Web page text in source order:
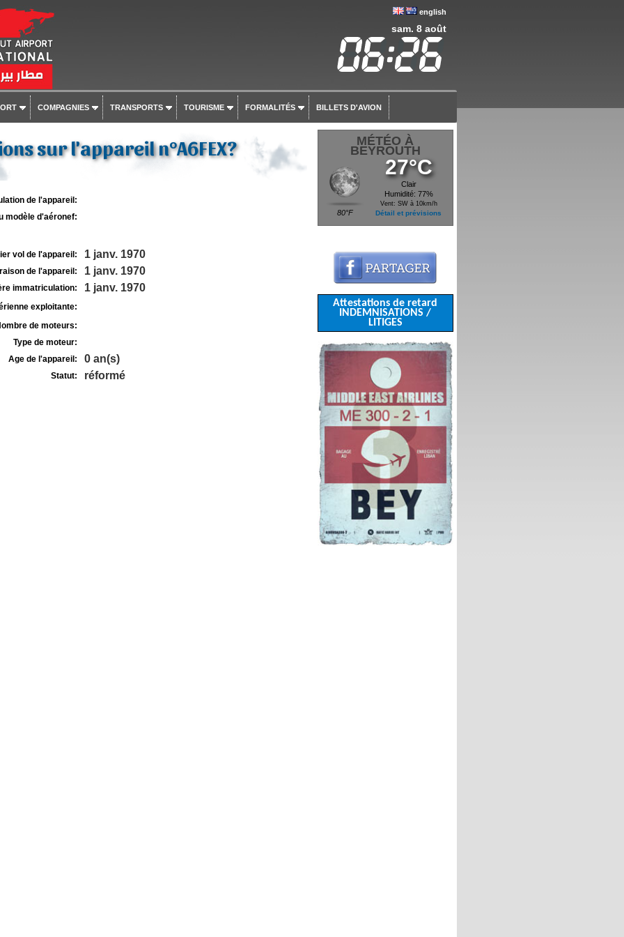
english
sam. 8 août
COMPAGNIES TRANSPORTS TOURISME FORMALITÉS BILLETS D'AVION
sur l'appareil n°A6FEX?
de l'appareil:
modèle d'aéronef:
vol de l'appareil: 1 janv. 1970
de l'appareil: 1 janv. 1970
immatriculation: 1 janv. 1970
exploitante:
de moteurs:
Type de moteur:
Age de l'appareil:
0 an(s)
Statut: réformé
MÉTÉO À
BEYROUTH
80°F
27°C
Clair
Humidité: 77%
Vent: SW à 10km/h
Détail et prévisions
Attestations de retard
INDEMNISATIONS /
LITIGES